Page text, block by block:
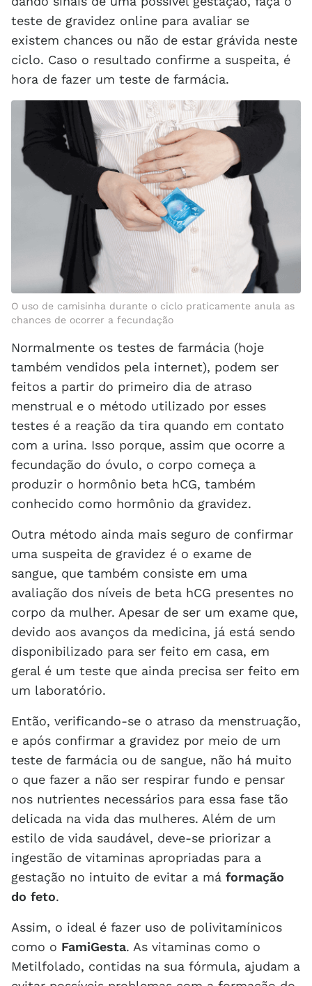
teste de gravidez online para avaliar se
existem chances ou não de estar grávida neste
ciclo. Caso o resultado confirme a suspeita, é
hora de fazer um teste de farmácia.
O uso de camisinha durante o ciclo praticamente anula as
chances de ocorrer a fecundação
Normalmente os testes de farmácia (hoje
também vendidos pela internet), podem ser
feitos a partir do primeiro dia de atraso
menstrual e o método utilizado por esses
testes é a reação da tira quando em contato
com a urina. Isso porque, assim que ocorre a
fecundação do óvulo, o corpo começa a
produzir o hormônio beta hCG, também
conhecido como hormônio da gravidez.
Outra método ainda mais seguro de confirmar
uma suspeita de gravidez é o exame de
sangue, que também consiste em uma
avaliação dos níveis de beta hCG presentes no
corpo da mulher. Apesar de ser um exame que,
devido aos avanços da medicina, já está sendo
disponibilizado para ser feito em casa, em
geral é um teste que ainda precisa ser feito em
um laboratório.
Então, verificando-se o atraso da menstruação,
e após confirmar a gravidez por meio de um
teste de farmácia ou de sangue, não há muito
o que fazer a não ser respirar fundo e pensar
nos nutrientes necessários para essa fase tão
delicada na vida das mulheres. Além de um
estilo de vida saudável, deve-se priorizar a
ingestão de vitaminas apropriadas para a
gestação no intuito de evitar a má formação
do feto.
Assim, o ideal é fazer uso de polivitamínicos
como o FamiGesta. As vitaminas como o
Metilfolado, contidas na sua fórmula, ajudam a